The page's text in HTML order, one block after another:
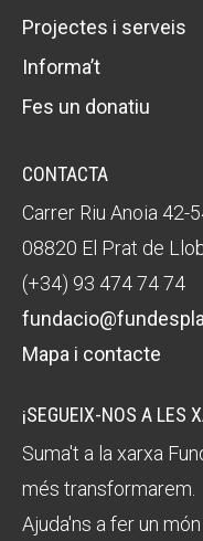
Projectes i serveis
Informa’t
Fes un donatiu
CONTACTA
Carrer Riu Anoia 42-
08820 El Prat de
(+34) 93 474 74 74
Mapa i contacte
¡SEGUEIX-NOS A LES
Suma't a la xarxa
més transformarem.
Ajuda'ns a fer un